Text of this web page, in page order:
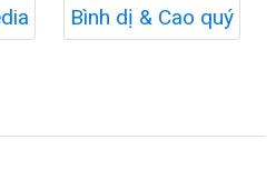
Bình dị & Cao quý